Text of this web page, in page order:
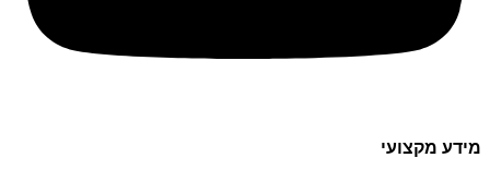
מידע מקצועי